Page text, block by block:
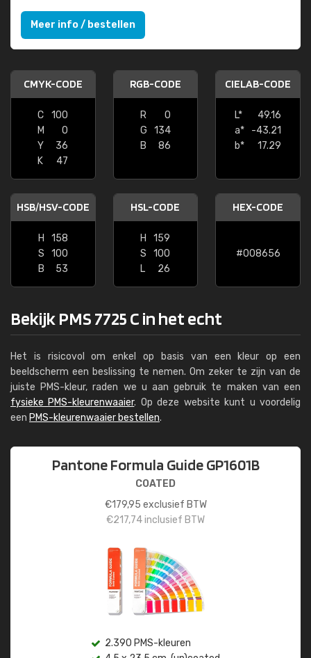
Meer info / bestellen
CMYK-CODE
C
100
M
0
Y
36
K
47
RGB-CODE
R
0
G
134
B
86
CIELAB-CODE
L*
49.16
a*
-43.21
b*
17.29
HSB/HSV-CODE
H
158
S
100
B
53
HSL-CODE
H
159
S
100
L
26
HEX-CODE
#008656
Bekijk PMS 7725 C in het echt
Het is risicovol om enkel op basis van een kleur op een
beeldscherm een beslissing te nemen. Om zeker te zijn van de
juiste PMS-kleur, raden we u aan gebruik te maken van een
fysieke PMS-kleurenwaaier. Op deze website kunt u voordelig
een PMS-kleurenwaaier bestellen.
Pantone Formula Guide GP1601B
COATED
€179,95 exclusief BTW
€217,74inclusief BTW
2.390 PMS-kleuren